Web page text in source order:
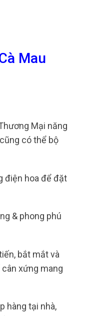
Mau
Mại năng
có thể bộ
điện hoa để đặt
& phong phú
bắt mắt và
xứng mang
hàng tại nhà,